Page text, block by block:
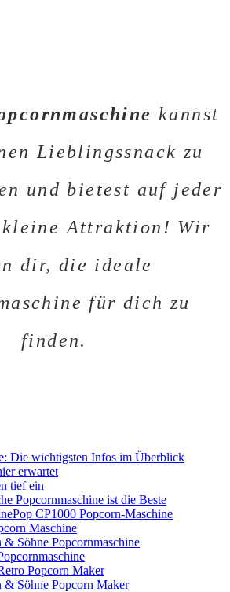
kannst
Lieblingssnack zu
und bietest auf jeder
Attraktion! Wir
dir, die ideale
für dich zu
finden.
Die wichtigsten Infos im Überblick
erwartet
tief ein
Popcornmaschine ist die Beste
CP1000 Popcorn-Maschine
Maschine
& Söhne Popcornmaschine
Popcorn Maker
& Söhne Popcorn Maker